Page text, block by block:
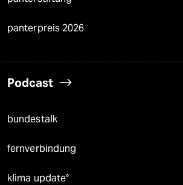
panterpreis 2026
Podcast
bundestalk
fernverbindung
klima update°